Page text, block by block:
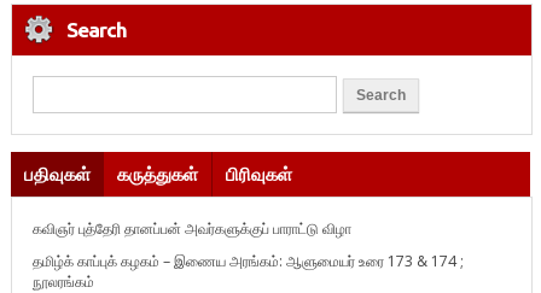
Search
பதிவுகள் கருத்துகள் பிரிவுகள்
கவிஞர் புத்தேரி தானப்பன் அவர்களுக்குப் பாராட்டு விழா
தமிழ்க் காப்புக் கழகம் – இணைய அரங்கம்: ஆளுமையர் உரை 173 & 174 ;
நூலரங்கம்